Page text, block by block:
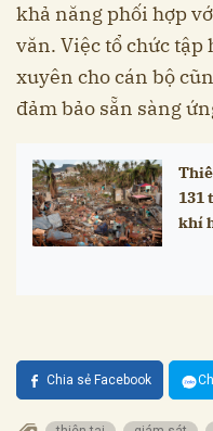
khả năng phối hợp
văn. Việc tổ chức
xuyên cho cán bộ
đảm bảo sẵn sàng
131
khí
Chia sẻ Facebook